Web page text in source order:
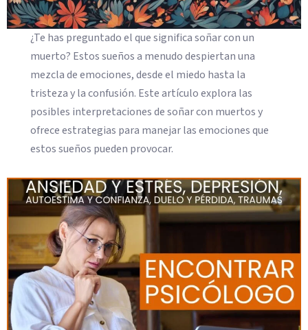
¿Te has preguntado el que significa soñar con un
muerto? Estos sueños a menudo despiertan una
mezcla de emociones, desde el miedo hasta la
tristeza y la confusión. Este artículo explora las
posibles interpretaciones de soñar con muertos y
ofrece estrategias para manejar las emociones que
estos sueños pueden provocar.